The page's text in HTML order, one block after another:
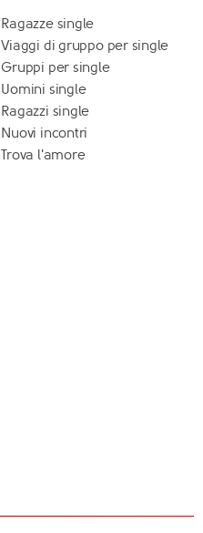
Ragazze single
Viaggi di gruppo per single
Gruppi per single
Uomini single
Ragazzi single
Nuovi incontri
Trova l'amore